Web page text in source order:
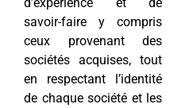
d’expérience et de
savoir-faire y compris
ceux provenant des
sociétés acquises, tout
en respectant l’identité
de chaque société et les